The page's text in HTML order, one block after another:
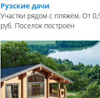
Рузские дачи
Участки рядом с пляжем. От
руб. Поселок построен